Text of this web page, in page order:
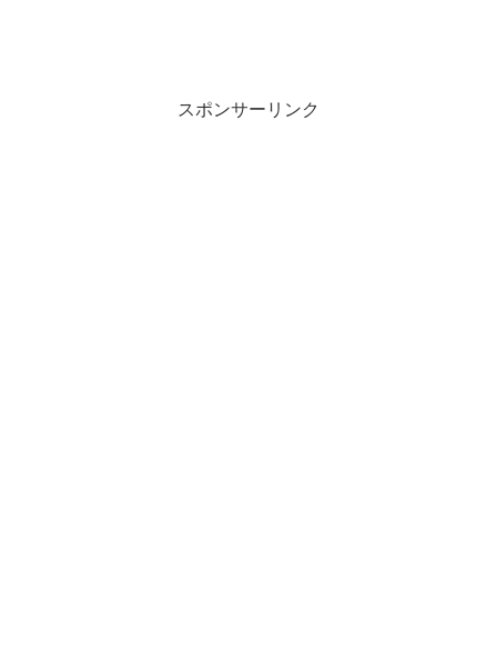
スポンサーリンク